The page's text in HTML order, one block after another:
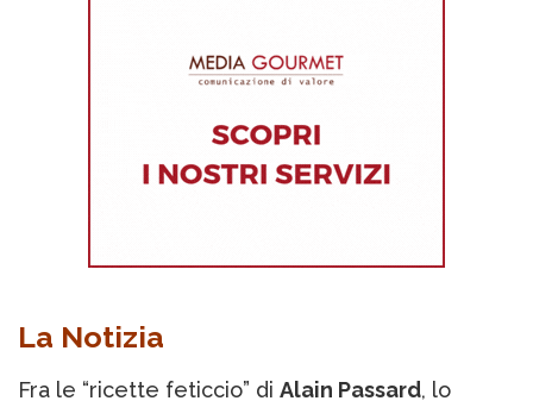
La Notizia
Fra le “ricette feticcio” di Alain Passard, lo